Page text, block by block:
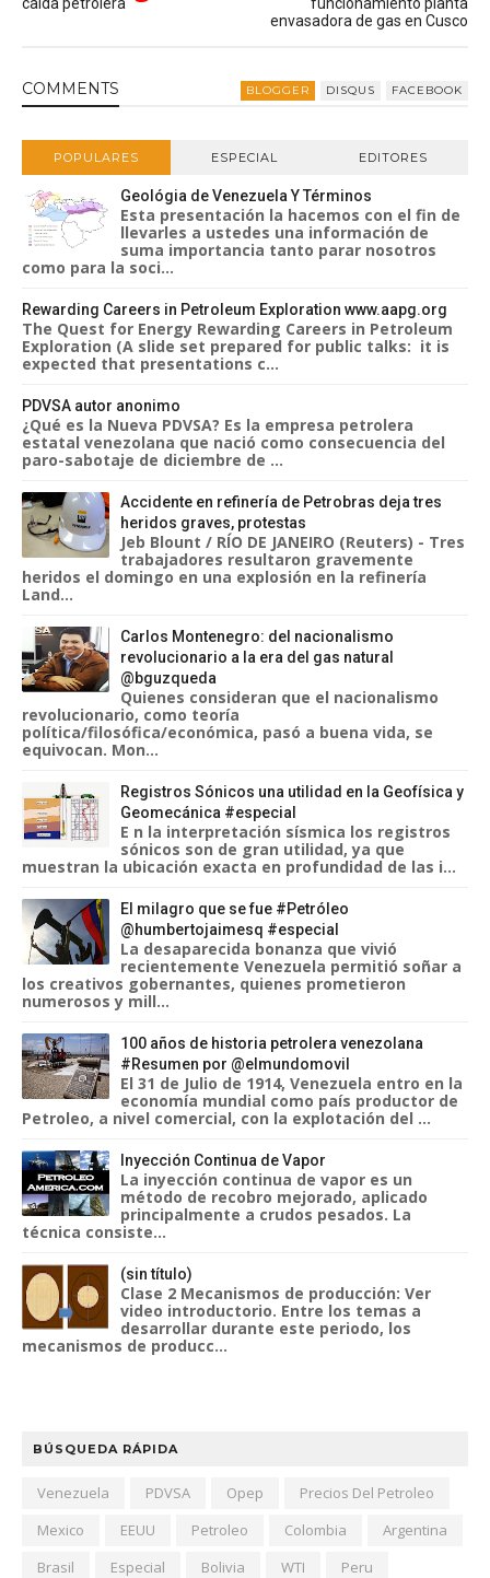
envasadora de gas en Cusco
COMMENTS BLOGGER DISQUS FACEBOOK
POPULARES ESPECIAL EDITORES
Geológia de Venezuela Y Términos
Esta presentación la hacemos con el fin de
llevarles a ustedes una información de
suma importancia tanto parar nosotros
como para la soci...
Rewarding Careers in Petroleum Exploration www.aapg.org
The Quest for Energy Rewarding Careers in Petroleum
Exploration (A slide set prepared for public talks: it is
expected that presentations c...
PDVSA autor anonimo
¿Qué es la Nueva PDVSA? Es la empresa petrolera
estatal venezolana que nació como consecuencia del
paro-sabotaje de diciembre de ...
Accidente en refinería de Petrobras deja tres
heridos graves, protestas
Jeb Blount / RÍO DE JANEIRO (Reuters) - Tres
trabajadores resultaron gravemente
heridos el domingo en una explosión en la refinería
Land...
Carlos Montenegro: del nacionalismo
revolucionario a la era del gas natural
@bguzqueda
Quienes consideran que el nacionalismo
revolucionario, como teoría
política/filosófica/económica, pasó a buena vida, se
equivocan. Mon...
Registros Sónicos una utilidad en la Geofísica y
Geomecánica #especial
E n la interpretación sísmica los registros
sónicos son de gran utilidad, ya que
muestran la ubicación exacta en profundidad de las i...
El milagro que se fue #Petróleo
@humbertojaimesq #especial
La desaparecida bonanza que vivió
recientemente Venezuela permitió soñar a
los creativos gobernantes, quienes prometieron
numerosos y mill...
100 años de historia petrolera venezolana
#Resumen por @elmundomovil
El 31 de Julio de 1914, Venezuela entro en la
economía mundial como país productor de
Petroleo, a nivel comercial, con la explotación del ...
Inyección Continua de Vapor
La inyección continua de vapor es un
método de recobro mejorado, aplicado
principalmente a crudos pesados. La
técnica consiste...
(sin título)
Clase 2 Mecanismos de producción: Ver
video introductorio. Entre los temas a
desarrollar durante este periodo, los
mecanismos de producc...
BÚSQUEDA RÁPIDA
Venezuela PDVSA Opep
Precios Del Petroleo
Mexico
EEUU Petroleo Colombia
Argentina
Brasil
Especial Bolivia WTI
Peru